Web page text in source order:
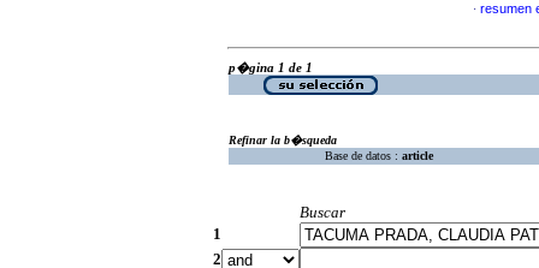
· resumen
p�gina 1 de 1
Refinar la b�squeda
Base de datos : article
Buscar
1
2